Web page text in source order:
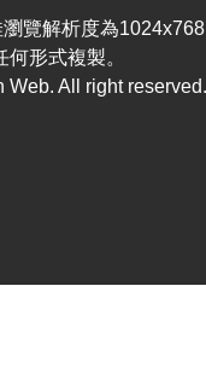
覽解析度為
形式複製。
Web. All right reserved.